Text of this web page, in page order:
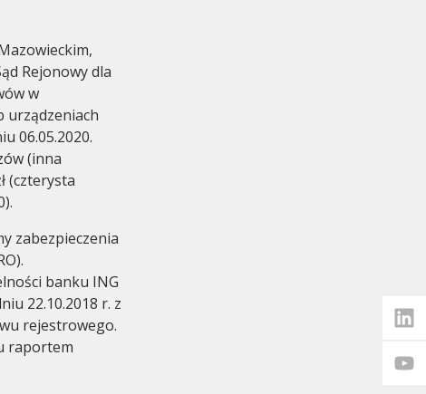
Rejonowy dla
w
urządzeniach
06.05.2020.
(inna
(czterysta
zabezpieczenia
banku ING
22.10.2018 r. z
rejestrowego.
raportem